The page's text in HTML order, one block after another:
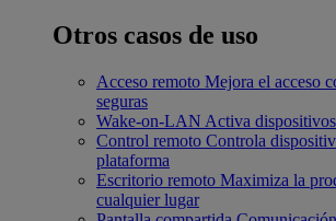
Otros casos de uso
Acceso remoto Mejora el acceso
seguras
Wake-on-LAN Activa
Control remoto Controla
plataforma
Escritorio remoto Maximiza la
cualquier lugar